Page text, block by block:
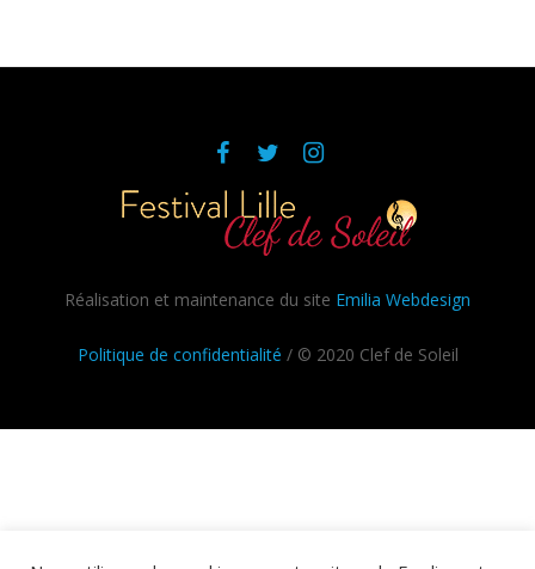
Réalisation et maintenance du site Emilia Webdesign
Politique de confidentialité / © 2020 Clef de Soleil